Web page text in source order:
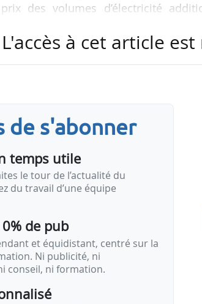
des volumes d’électricité
qui encadrent le dispositif
pourront être livrés entre le…
L'accès à cet article
de s'abonner
temps utile
le tour de l’actualité du
du travail d’une équipe
0% de pub
et équidistant, centré sur la
Ni publicité, ni
conseil, ni formation.